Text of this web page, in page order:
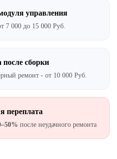
управления
7 000 до 15 000 Руб.
после сборки
ремонт - от 10 000 Руб.
переплата
после неудачного ремонта